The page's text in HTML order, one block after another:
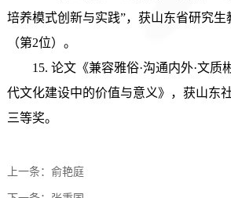
培养模式创新与实践”， 获山东省研究生
（第2位）。
15. 论文《兼容雅俗·沟通内外·文
代文化建设中的价值与意义》， 获山东
三等奖。
上一条： 俞艳庭